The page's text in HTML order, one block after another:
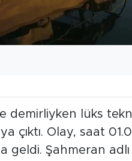
demirliyken lüks
çıktı. Olay, saat
geldi. Şahmeran